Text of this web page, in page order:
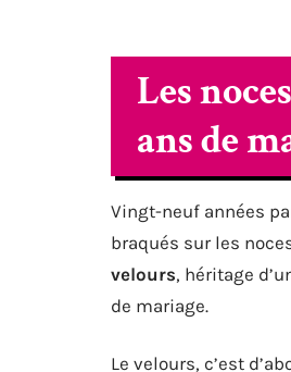
Les
ans de
Vingt-neuf années
braqués sur les
velours, héritage
de mariage.
Le velours, c’est